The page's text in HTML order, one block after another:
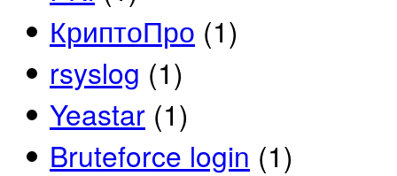
КриптоПро (1)
rsyslog (1)
Yeastar (1)
Bruteforce login (1)